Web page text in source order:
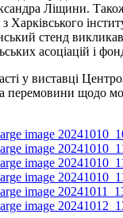
Ліщини.
Харківського
стенд викликав
асоціацій і
у виставці
перемовини щодо